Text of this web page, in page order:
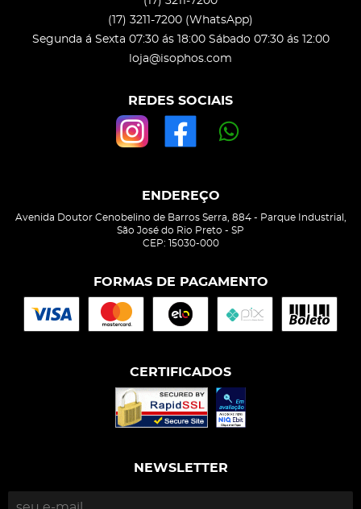
(17) 3211-7200 (WhatsApp)
Segunda á Sexta 07:30 ás 18:00 Sábado 07:30 ás 12:00
loja@isophos.com
REDES SOCIAIS
ENDEREÇO
Avenida Doutor Cenobelino de Barros Serra, 884- Parque Industrial,
São José do Rio Preto - SP
CEP: 15030-000
FORMAS DE PAGAMENTO
CERTIFICADOS
NEWSLETTER